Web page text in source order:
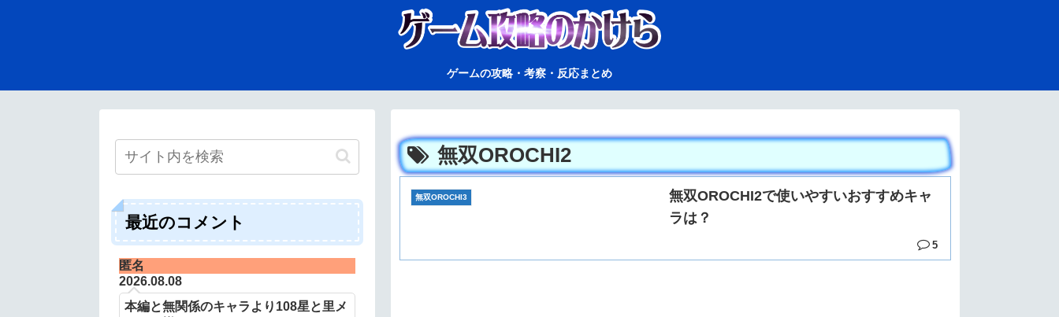
ゲームの攻略・考察・反応まとめ
無双OROCHI2
無双OROCHI3
無双OROCHI2で使いやすいおすすめキャ
ラは？
5
最近のコメント
匿名
2026.08.08
本編と無関係のキャラより108星と里メ